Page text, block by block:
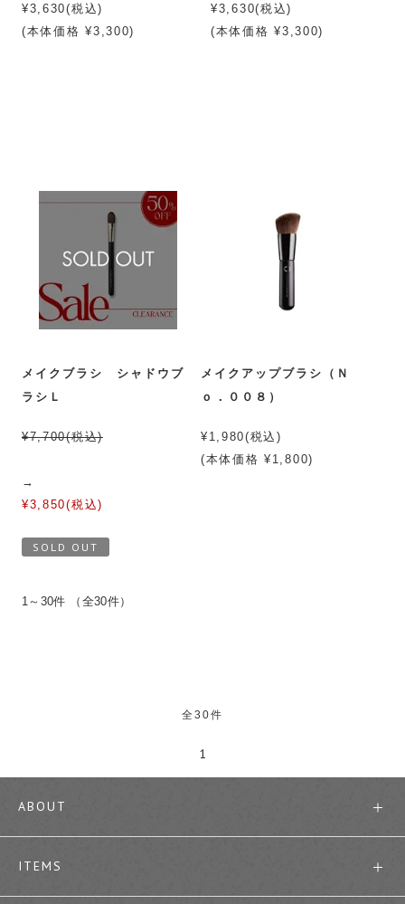
¥3,630(税込)
(本体価格 ¥3,300)
¥3,630(税込)
(本体価格 ¥3,300)
メイクブラシ シャドウブ
ラシＬ
¥7,700(税込)
→
¥3,850(税込)
SOLD OUT
メイクアップブラシ（Ｎ
ｏ．００８）
¥1,980(税込)
(本体価格 ¥1,800)
1～30件 （全30件）
全30件
1
ABOUT
ITEMS